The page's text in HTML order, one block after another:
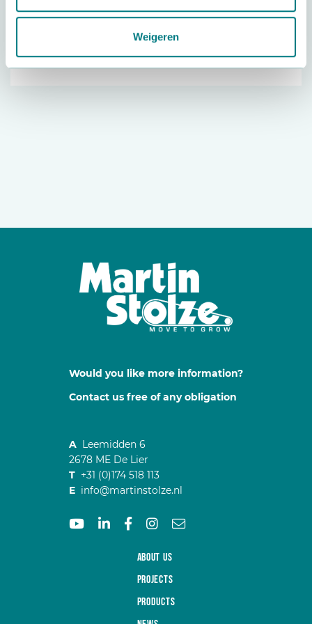
Weigeren
Delivery system – Richplant
Martin Stolze installed the new delivery system for
Richplant. Bob…
Would you like more information?
Contact us free of any obligation
A Leemidden 6
2678 ME De Lier
T +31 (0)174 518 113
E info@martinstolze.nl
About us
Projects
Products